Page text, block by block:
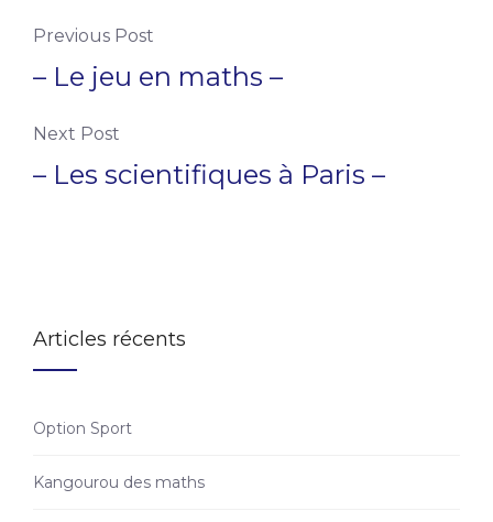
Previous Post
– Le jeu en maths –
Next Post
– Les scientifiques à Paris –
Articles récents
Option Sport
Kangourou des maths